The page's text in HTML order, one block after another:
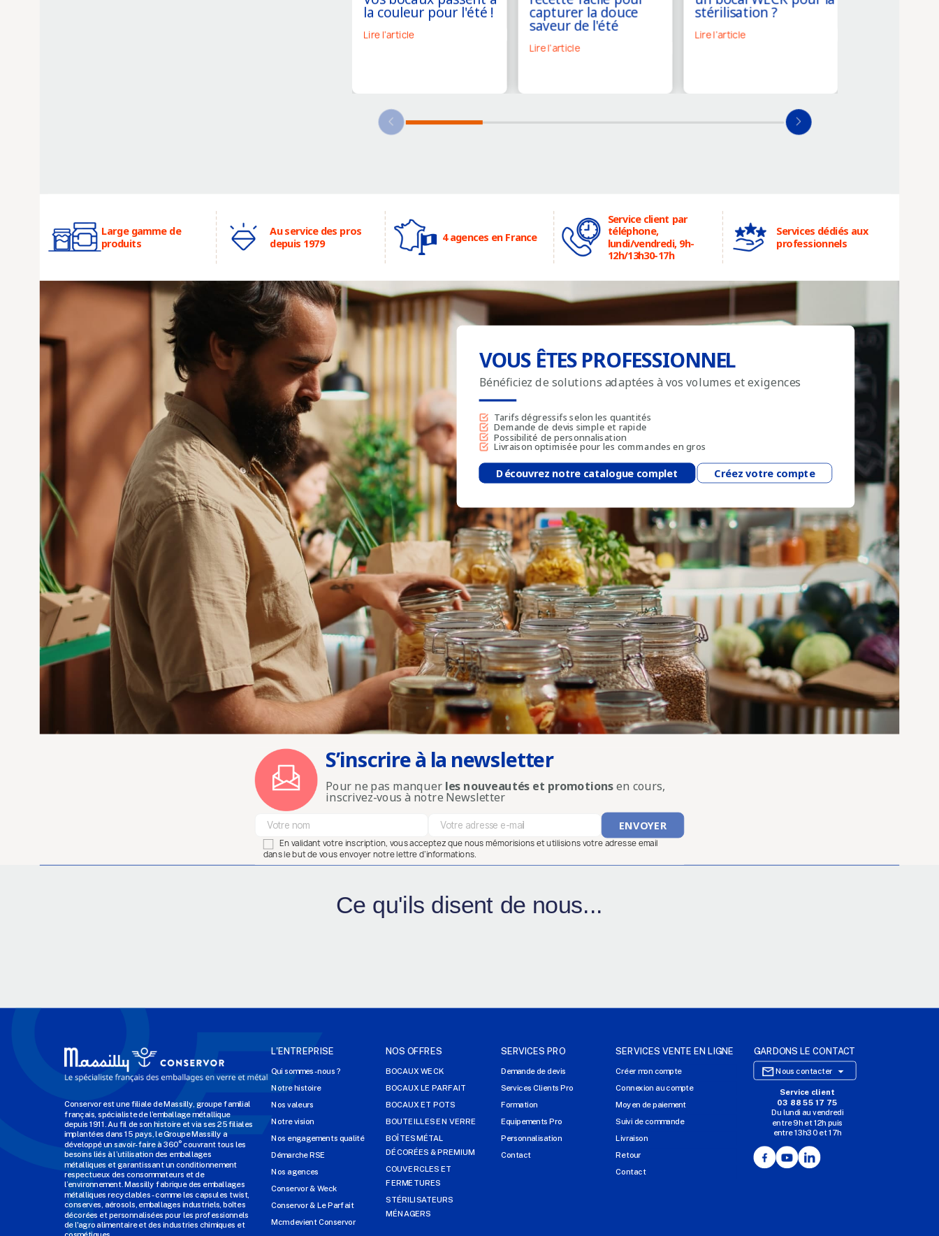
la couleur pour l'été !
Lire l'article
capturer la douce
saveur de l'été
Lire l'article
stérilisation ?
Lire l'article
Large gamme de
produits
Au service des pros
depuis 1979
4 agences en France
Service client par
téléphone,
lundi/vendredi, 9h-
12h/13h30-17h
Services dédiés aux
professionnels
VOUS ÊTES PROFESSIONNEL
Bénéficiez de solutions adaptées à vos volumes et exigences
Tarifs dégressifs selon les quantités
Demande de devis simple et rapide
Possibilité de personnalisation
Livraison optimisée pour les commandes en gros
Découvrez notre catalogue complet Créez votre compte
S’inscrire à la newsletter
Pour ne pas manquer les nouveautés et promotionsen cours,
inscrivez-vous à notre Newsletter
En validant votre inscription, vous acceptez que nous mémorisions et utilisions votre adresse email
dans le but de vous envoyer notre lettre d’informations.
Ce qu'ils disent de nous...
Conservor est une filiale de Massilly, groupe familial
français, spécialiste de l’emballage métallique
depuis 1911. Au fil de son histoire et via ses 25 filiales
implantées dans 15 pays, le Groupe Massilly a
développé un savoir-faire à 360° couvrant tous les
besoins liés à l’utilisation des emballages
métalliques et garantissant un conditionnement
respectueux des consommateurs et de
l’environnement. Massilly fabrique des emballages
métalliques recyclables - comme les capsules twist,
conserves, aérosols, emballages industriels, boîtes
décorées et personnalisées pour les professionnels
de l'agro alimentaire et des industries chimiques et
L'ENTREPRISE
Qui sommes-nous ?
Notre histoire
Nos valeurs
Notre vision
Nos engagements qualité
Démarche RSE
Nos agences
Conservor & Weck
Conservor & Le Parfait
Mcm devient Conservor
NOS OFFRES
BOCAUX WECK
BOCAUX LE PARFAIT
BOCAUX ET POTS
BOUTEILLES EN VERRE
BOÎTES MÉTAL
DÉCORÉES & PREMIUM
COUVERCLES ET
FERMETURES
STÉRILISATEURS
MÉNAGERS
SERVICES PRO
Demande de devis
Services Clients Pro
Formation
Equipements Pro
Personnalisation
Contact
SERVICES VENTE EN LIGNE
Créer mon compte
Connexion au compte
Moyen de paiement
Suivi de commande
Livraison
Retour
Contact
GARDONS LE CONTACT
Nous contacter 
SITE E-COMMERCE
NOS AGENCES
MASSILLY CONSERVOR
Service client
03 88 55 17 75
Du lundi au vendredi
entre 9h et 12h puis
entre 13h30 et 17h
FacebookYouTube